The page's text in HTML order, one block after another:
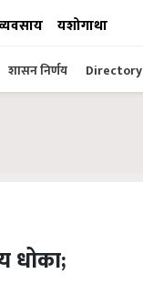
यशोगाथा
शासन निर्णय Directory
धोका;